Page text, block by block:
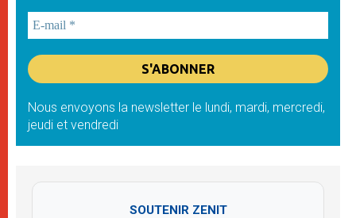
Nous envoyons la newsletter le lundi, mardi, mercredi,
jeudi et vendredi
SOUTENIR ZENIT